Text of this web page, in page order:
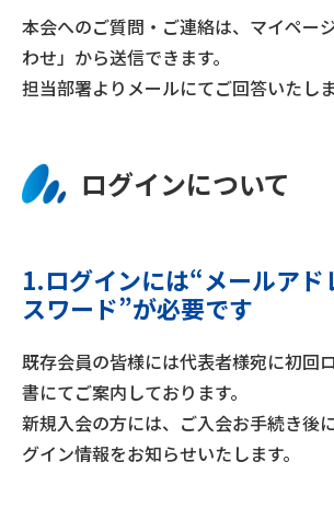
本会へのご質問・ご連絡は、マイペー
わせ」から送信できます。
担当部署よりメールにてご回答いたしま
ログインについて
1.ログインには“メールアド
スワード”が必要です
既存会員の皆様には代表者様宛に初回
書にてご案内しております。
新規入会の方には、ご入会お手続き後
グイン情報をお知らせいたします。